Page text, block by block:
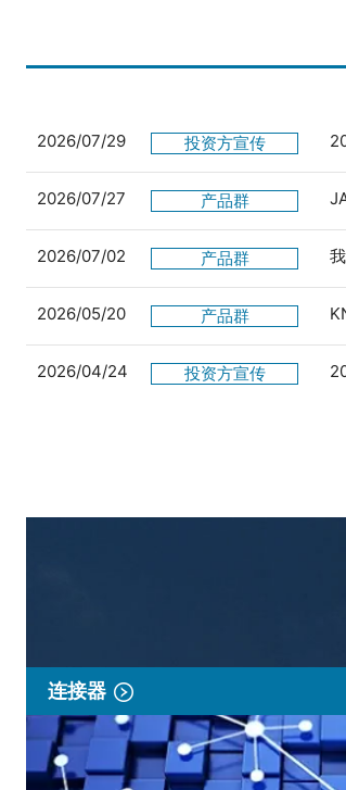
2026/07/29 投资方宣传
2026/07/27 产品群
2026/07/02 产品群
2026/05/20 产品群
2026/04/24 投资方宣传
连接器